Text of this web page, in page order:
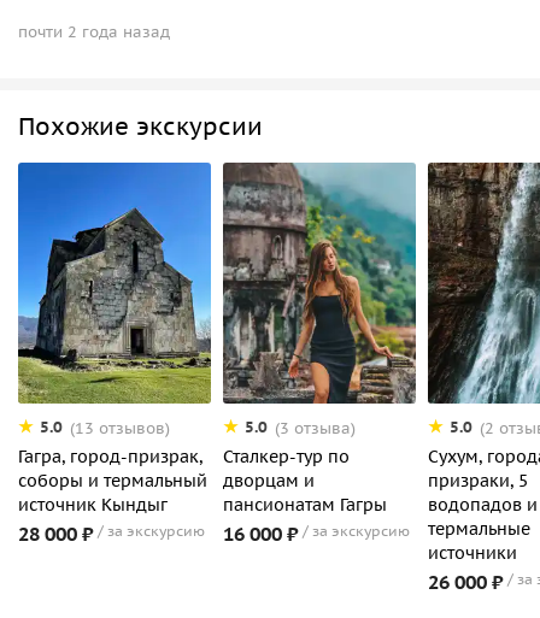
почти 2 года назад
Похожие экскурсии
5.0 (13 отзывов)
Гагра, город-призрак,
соборы и термальный
источник Кындыг
28 000 ₽ за экскурсию
5.0 (3 отзыва)
Сталкер-тур по
дворцам и
пансионатам Гагры
16 000 ₽ за экскурсию
5.0 (2
Сухум,
призраки, 5
водопадов и
термальные
источники
26 000 ₽ за